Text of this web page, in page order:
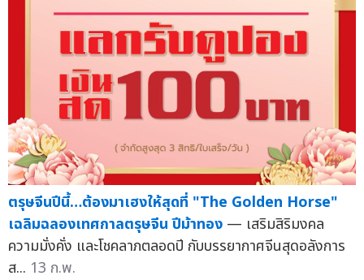
ตรุษจีนปีนี้…ต้องมาเฮงให้สุดที่ "The Golden Horse"
เฉลิมฉลองเทศกาลตรุษจีน ปีม้าทอง — เสริมสิริมงคล
ความมั่งคั่ง และโชคลาภตลอดปี กับบรรยากาศจีนสุดอลังการ
ส... 13 ก.พ.